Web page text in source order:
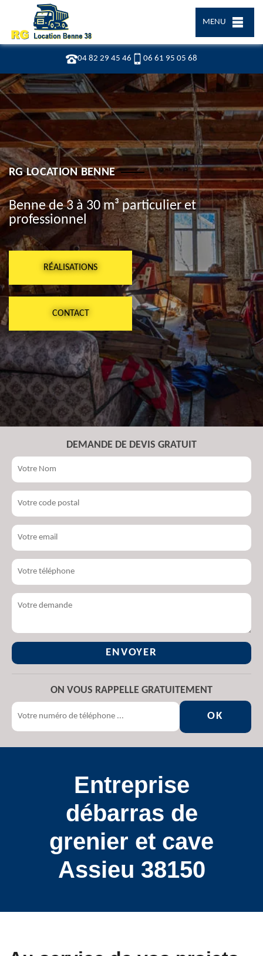
04 82 29 45 46 06 61 95 05 68
MENU
RG LOCATION BENNE
Benne de 3 à 30 m³ particulier et
professionnel
RÉALISATIONS
CONTACT
DEMANDE DE DEVIS GRATUIT
ON VOUS RAPPELLE GRATUITEMENT
Entreprise
débarras de
grenier et cave
Assieu 38150